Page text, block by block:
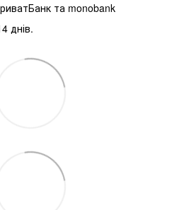
та monobank
днів.